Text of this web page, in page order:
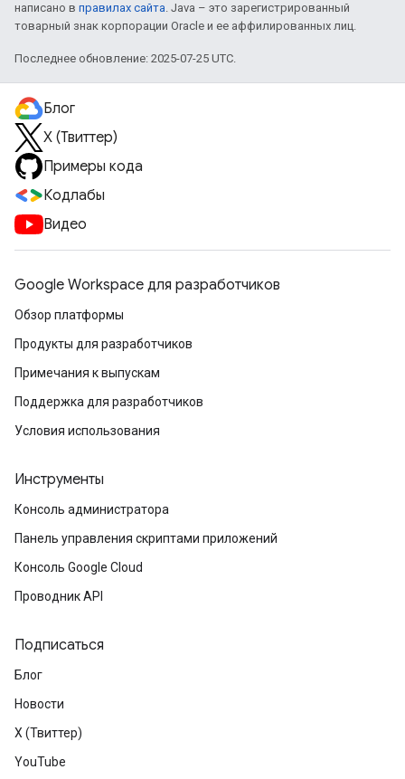
написано в правилах сайта. Java – это зарегистрированный
товарный знак корпорации Oracle и ее аффилированных лиц.
Последнее обновление: 2025-07-25 UTC.
Блог
X (Твиттер)
Примеры кода
Кодлабы
Видео
Google Workspace для разработчиков
Обзор платформы
Продукты для разработчиков
Примечания к выпускам
Поддержка для разработчиков
Условия использования
Инструменты
Консоль администратора
Панель управления скриптами приложений
Консоль Google Cloud
Проводник API
Подписаться
Блог
Новости
X (Твиттер)
YouTube